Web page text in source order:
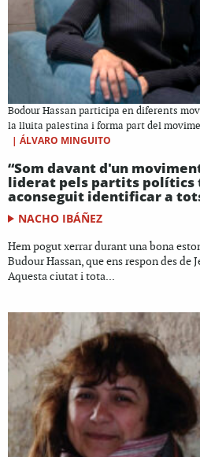
Bodour Hassan participa en diferents
la lluita palestina i forma part del
| ÁLVARO MINGUITO
“Som davant d'un
liderat pels partits polítics
aconseguit identificar a
NACHO IBÁÑEZ
Hem pogut xerrar durant una bona
Budour Hassan, que ens respon des de
Aquesta ciutat i tota...